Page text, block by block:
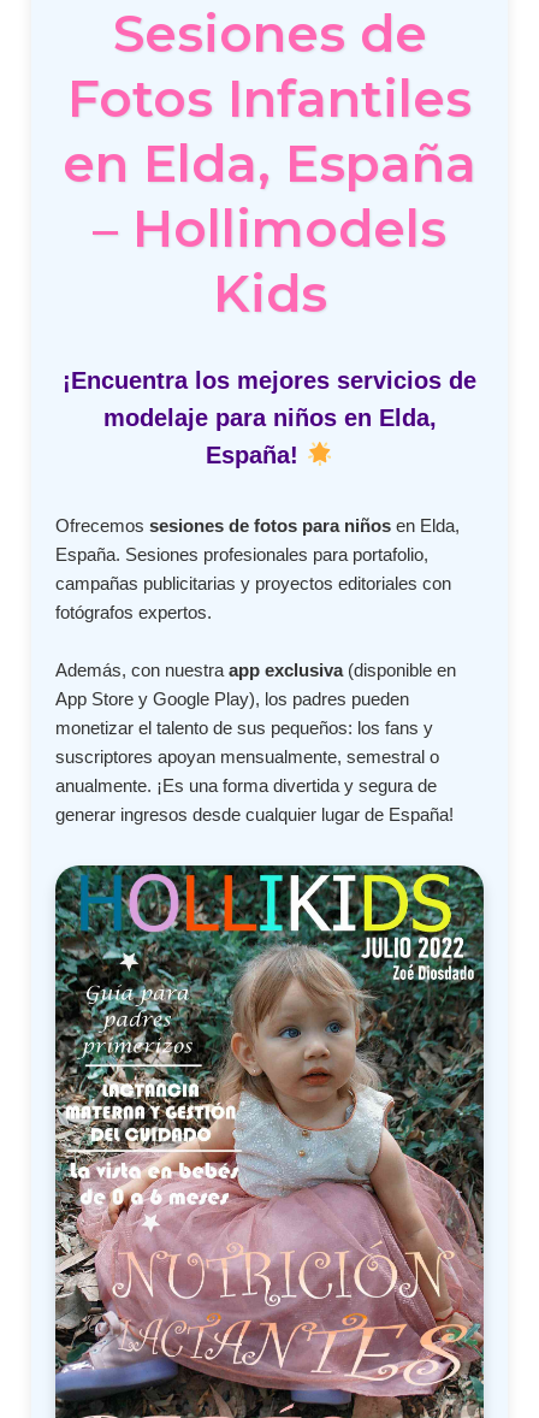
Sesiones de
Fotos Infantiles
en Elda, España
– Hollimodels
Kids
¡Encuentra los mejores servicios de
modelaje para niños en Elda,
España!
Ofrecemossesiones de fotos para niños en Elda,
España. Sesiones profesionales para portafolio,
campañas publicitarias y proyectos editoriales con
fotógrafos expertos.
Además, con nuestraapp exclusiva(disponible en
App Store y Google Play), los padres pueden
monetizar el talento de sus pequeños: los fans y
suscriptores apoyan mensualmente, semestral o
anualmente. ¡Es una forma divertida y segura de
generar ingresos desde cualquier lugar de España!